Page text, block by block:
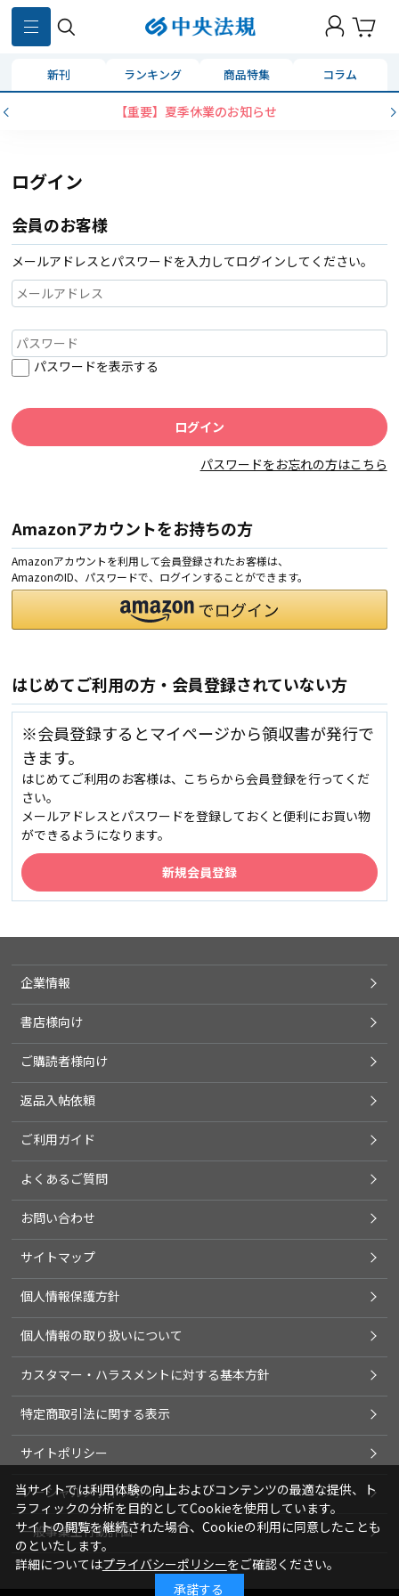
新刊 ランキング 商品特集 コラム
【重要】夏季休業のお知らせ
ログイン
会員のお客様
メールアドレスとパスワードを入力してログインしてください。
パスワードを表示する
パスワードをお忘れの方はこちら
Amazonアカウントをお持ちの方
Amazonアカウントを利用して会員登録されたお客様は、
AmazonのID、パスワードで、ログインすることができます。
はじめてご利用の方・会員登録されていない方
※会員登録するとマイページから領収書が発行で
きます。
はじめてご利用のお客様は、こちらから会員登録を行ってくだ
さい。
メールアドレスとパスワードを登録しておくと便利にお買い物
ができるようになります。
企業情報
書店様向け
ご購読者様向け
返品入帖依頼
ご利用ガイド
よくあるご質問
お問い合わせ
サイトマップ
個人情報保護方針
個人情報の取り扱いについて
カスタマー・ハラスメントに対する基本方針
特定商取引法に関する表示
サイトポリシー
ソーシャルメディアポリシー
一般事業主行動計画
当サイトでは利用体験の向上およびコンテンツの最適な提供、ト
ラフィックの分析を目的としてCookieを使用しています。
サイトの閲覧を継続された場合、Cookieの利用に同意したことも
のといたします。
詳細についてはプライバシーポリシーをご確認ください。
承諾する